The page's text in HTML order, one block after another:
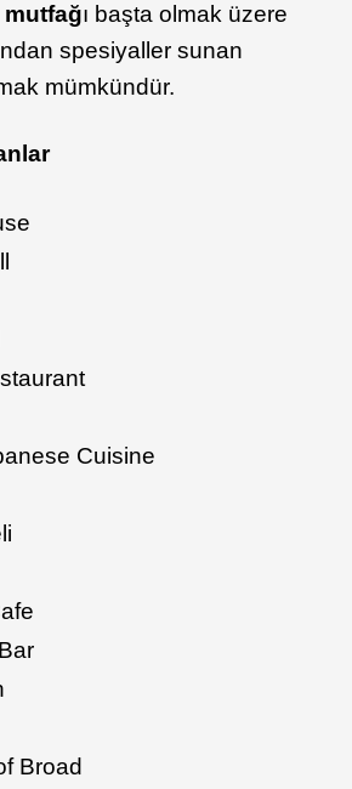
mutfağı başta olmak üzere
spesiyaller sunan
mümkündür.
Cuisine
Broad